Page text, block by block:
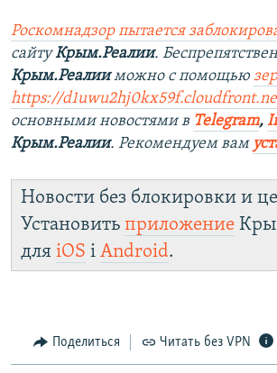
Роскомнадзор пытается
сайтуКрым.Реалии.
Крым.Реалииможно с помощью
https://
основными новостями в Telegram,
Крым.Реалии. Рекомендуем вам
Новости без блокировки и
Установить приложение
для iOS і Android.
Поделиться Читать без VPN